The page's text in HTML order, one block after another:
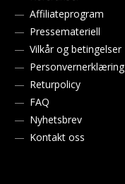
Affiliateprogram
Pressemateriell
Vilkår og betingelser
Personvernerklæring
Returpolicy
FAQ
Nyhetsbrev
Kontakt oss